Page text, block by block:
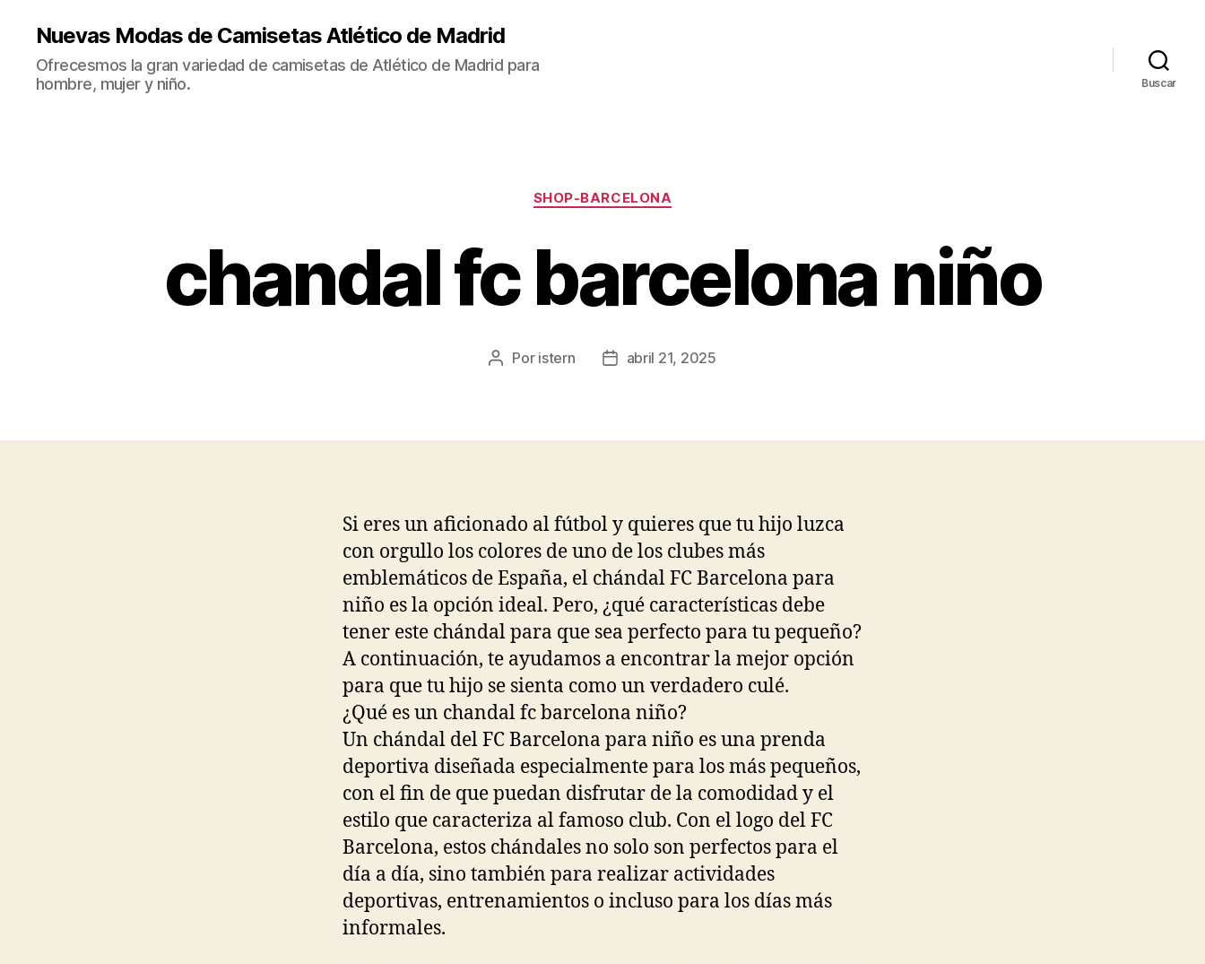
Nuevas Modas de Camisetas Atlético de Madrid
Ofrecesmos la gran variedad de camisetas de Atlético de Madrid para
hombre, mujer y niño.
Buscar
Categorías
SHOP-BARCELONA
chandal fc barcelona niño
Autor
Por istern
Fechaabril 21, 2025
Si eres un aficionado al fútbol y quieres que tu hijo luzca
con orgullo los colores de uno de los clubes más
emblemáticos de España, el chándal FC Barcelona para
niño es la opción ideal. Pero, ¿qué características debe
tener este chándal para que sea perfecto para tu pequeño?
A continuación, te ayudamos a encontrar la mejor opción
para que tu hijo se sienta como un verdadero culé.
¿Qué es un chandal fc barcelona niño?
Un chándal del FC Barcelona para niño es una prenda
deportiva diseñada especialmente para los más pequeños,
con el fin de que puedan disfrutar de la comodidad y el
estilo que caracteriza al famoso club. Con el logo del FC
Barcelona, estos chándales no solo son perfectos para el
día a día, sino también para realizar actividades
deportivas, entrenamientos o incluso para los días más
informales.